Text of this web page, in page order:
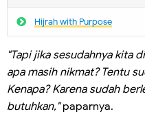
Hijrah with Purpose
"Tapi jika sesudahnya kita
apa masih nikmat? Tentu
Kenapa? Karena sudah
butuhkan,"paparnya.